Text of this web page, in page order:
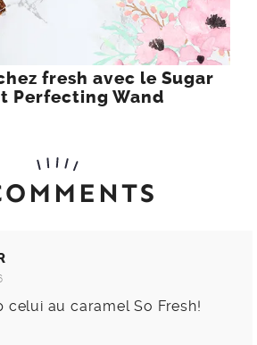
fresh avec le Sugar
Perfecting Wand
celui au caramel So Fresh!